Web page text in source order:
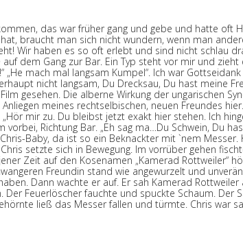
das war früher gang und gebe und hatte oft
braucht man sich nicht wundern, wenn man
Wir haben es so oft erlebt und sind nicht schlau
dem Gang zur Bar. Ein Typ steht vor mir und zieht
„He mach mal langsam Kumpel“. Ich war
nicht langsam, Du Drecksau, Du hast meine
gesehen. Die alberne Wirkung der ungarischen
meines rechtselbischen, neuen Freundes
mir zu. Du bleibst jetzt exakt hier stehen. Ich
Richtung Bar. „Eh sag ma…Du Schwein, Du
Baby, da ist so ein Beknackter mit `nem Messer.
setzte sich in Bewegung. Im vorrüber gehen
Zeit auf den Kosenamen „Kamerad Rottweiler“
Freundin stand wie angewurzelt und
Dann wachte er auf. Er sah Kamerad Rottweiler
Feuerlöscher fauchte und spuckte Schaum. Der
ließ das Messer fallen und türmte. Chris war